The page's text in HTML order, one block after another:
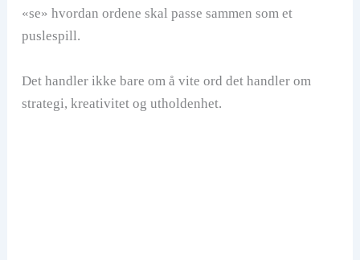
«se» hvordan ordene skal passe sammen som et
puslespill.
Det handler ikke bare om å vite ord det handler om
strategi, kreativitet og utholdenhet.